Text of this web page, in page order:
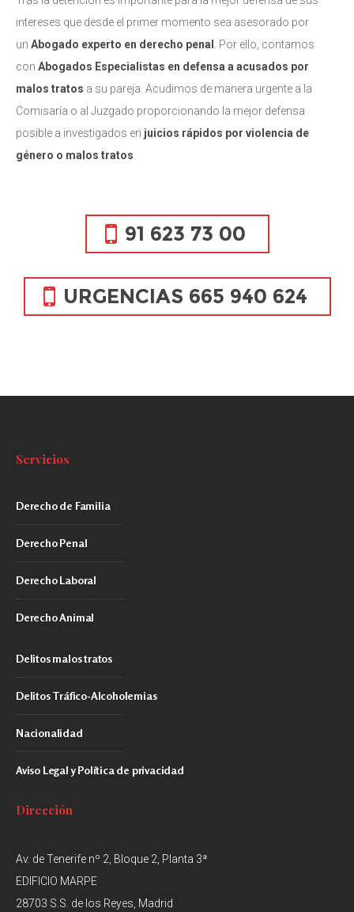
intereses que desde el primer momento sea asesorado por
un Abogado experto en derecho penal
. Por ello, contamos
con Abogados Especialistas en defensa a acusados por
malos tratos a su pareja. Acudimos de manera urgente a la
Comisaría o al Juzgado proporcionando la mejor defensa
posible a investigados en juicios rápidos por violencia de
género o malos tratos
91 623 73 00
URGENCIAS 665 940 624
Servicios
Derecho de Familia
Derecho Penal
Derecho Laboral
Derecho Animal
Delitos malos tratos
Delitos Tráfico-Alcoholemias
Nacionalidad
Aviso Legal y Política de privacidad
Dirección
Av. de Tenerife nº 2, Bloque 2, Planta 3ª
EDIFICIO MARPE
28703 S.S. de los Reyes, Madrid